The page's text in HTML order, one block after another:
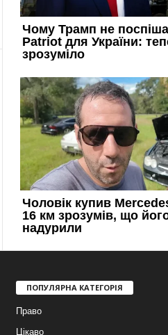
ПОПУЛЯРНА КАТЕГОРІЯ
Право
Цікаво